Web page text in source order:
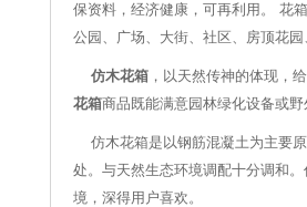
保资料，经济健康，可再利用。 花
公园、广场、大街、社区、房顶
仿木花箱 ，以天然传神的体现，
花箱商品既能满意园林绿化设备或
仿木花箱是以钢筋混凝土为主要
处。与天然生态环境调配十分调和
境，深得用户喜欢。